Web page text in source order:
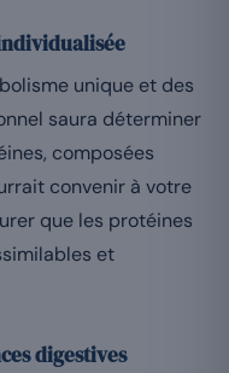
unique et des
saura déterminer
composées
convenir à votre
que les protéines
et
digestives